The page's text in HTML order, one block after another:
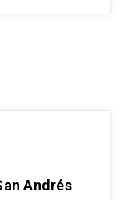
Andrés